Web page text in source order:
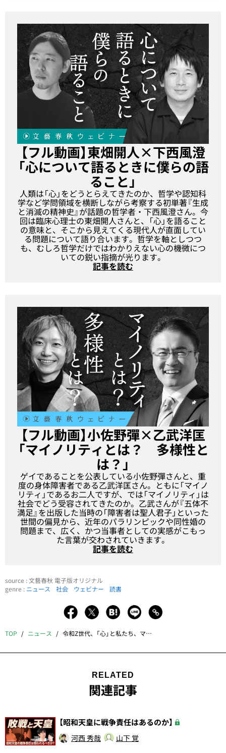
【フル動画】東畑開人×下西風澄
「心について語るときに僕らの語
ること」
人類は「心」をどうとらえてきたのか、哲学や認知科
学など学問領域を横断しながら考察する初単著『生成
と消滅の精神史』が話題の哲学者・下西風澄さん。今
回は臨床心理士の東畑開人さんと、「心」を語ること
の意味と、そこから見えてくる現代人が直面してい
る問題について語り合います。哲学を軸としつつ
も、むしろ哲学だけではわかりえない心の機微につ
いての鋭い指摘が光ります。
記事を読む
【フル動画】小佐野彈×乙武洋匡
「マイノリティとは？ 多様性と
は？」
ゲイであることを公表している小佐野彈さんと、重
度の身体障害者である乙武洋匡さん。ともに「マイノ
リティ」であるお二人ですが、では「マイノリティ」は
社会でどう受容されてきたのか。乙武さんが『五体不
満足』を出版した当時の「障害者は聖人君子」といった
世間の偏見から、近年のパラリンピックや同性婚の
問題まで、広く、かつ当事者としての実感がこもっ
た言葉が交わされていきます。
記事を読む
source : 文藝春秋 電子版オリジナル
genre : ニュース 社会 ウェビナー 読書
TOP ニュース 令和Z世代、「心」と私たち、マイノリティと多様性…4月のおすすめオンライン番組
RELATED
関連記事
【昭和天皇に戦争責任はあるのか】
河西 秀哉 山下 覚